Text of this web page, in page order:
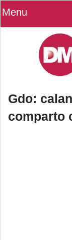
Menu
Gdo:
comparto